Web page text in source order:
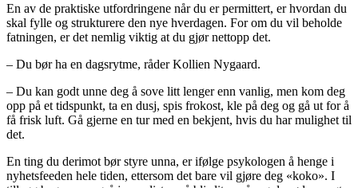
En av de praktiske utfordringene når du er permittert, er hvordan du
skal fylle og strukturere den nye hverdagen. For om du vil beholde
fatningen, er det nemlig viktig at du gjør nettopp det.
– Du bør ha en dagsrytme, råder Kollien Nygaard.
– Du kan godt unne deg å sove litt lenger enn vanlig, men kom deg
opp på et tidspunkt, ta en dusj, spis frokost, kle på deg og gå ut for å
få frisk luft. Gå gjerne en tur med en bekjent, hvis du har mulighet til
det.
En ting du derimot bør styre unna, er ifølge psykologen å henge i
nyhetsfeeden hele tiden, ettersom det bare vil gjøre deg «koko». I